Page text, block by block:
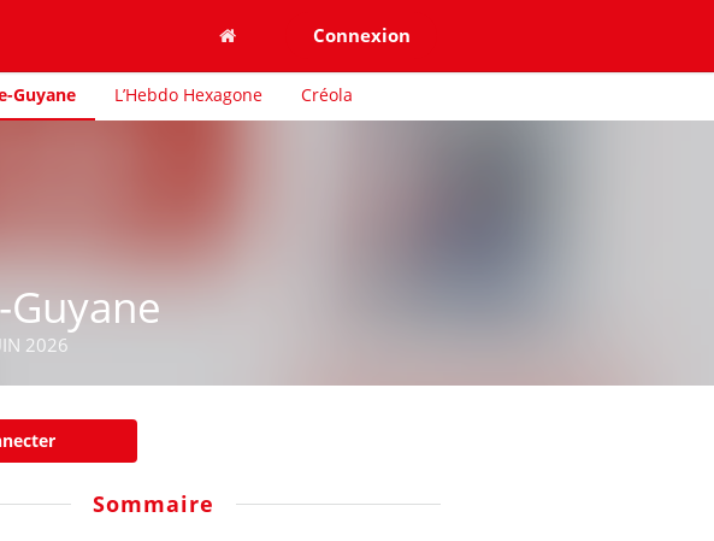
Connexion
Guyane L’Hebdo Hexagone Créola
Guyane
2026
Sommaire